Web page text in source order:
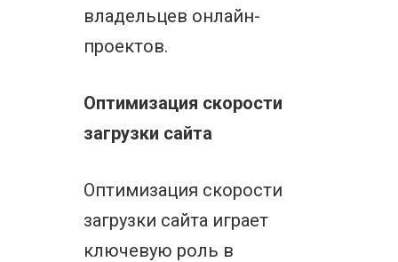
владельцев онлайн-
проектов.
Оптимизация скорости
загрузки сайта
Оптимизация скорости
загрузки сайта играет
ключевую роль в